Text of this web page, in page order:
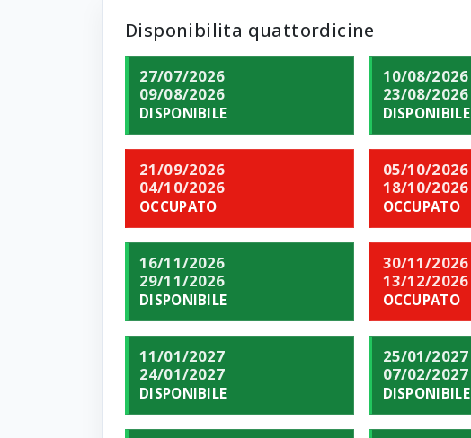
Disponibilita quattordicine
27/07/2026
09/08/2026
DISPONIBILE
10/08/2026
23/08/2026
DISPONIBILE
21/09/2026
04/10/2026
OCCUPATO
05/10/2026
18/10/2026
OCCUPATO
16/11/2026
29/11/2026
DISPONIBILE
30/11/2026
13/12/2026
OCCUPATO
11/01/2027
24/01/2027
DISPONIBILE
25/01/2027
07/02/2027
DISPONIBILE